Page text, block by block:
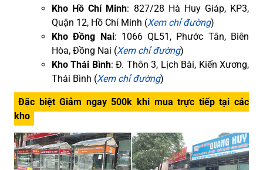
Kho Hồ Chí Minh: 827/28 Hà Huy Giáp, KP3,
Quận 12, Hồ Chí Minh (Xem chỉ đường)
Kho Đồng Nai: 1066 QL51, Phước Tân, Biên
Hòa, Đồng Nai (Xem chỉ đường)
Kho Thái Bình: Đ. Thôn 3, Lịch Bài, Kiến Xương,
Thái Bình (Xem chỉ đường)
Đặc biệt Giảm ngay 500k khi mua trực tiếp tại các
kho